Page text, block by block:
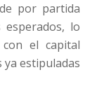
por partida
lo
el capital
estipuladas